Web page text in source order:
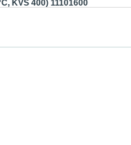
KVS 400) 11101600